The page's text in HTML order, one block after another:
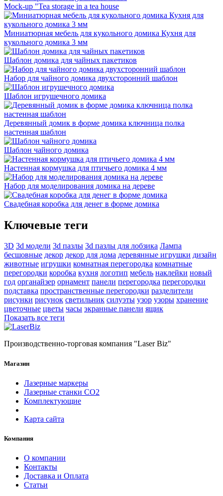
Mock-up "Tea storage in a tea house
Миниатюрная мебель для кукольного домика Кухня для
кукольного домика 3 мм
Шаблон домика для чайных пакетиков
Набор для чайного домика двухсторонний шаблон
Шаблон игрушечного домика
Деревянный домик в форме домика ключница полка
настенная шаблон
Шаблон чайного домика
Настенная кормушка для птичьего домика 4 мм
Набор для моделирования домика на дереве
Свадебная коробка для денег в форме домика
Ключевые теги
3D 3d модели 3d пазлы 3d пазлы для лобзика Лампа
бесшовные декор декор для дома деревянные игрушки дизайн
животные игрушки комнатная перегородка комнатные
перегородки коробка кухня логотип мебель наклейки новый
год органайзер орнамент панели перегородка перегородки
подставка пространственные перегородки разделители
рисунки рисунок светильник силуэты узор узоры хранение
цветочные цветы часы экранные панели ящик
Показать все теги
Производственно-торговая компания "Laser Biz"
Магазин
Лазерные маркеры
Лазерные станки СО2
Комплектующие
Карта сайта
Компания
О компании
Контакты
Доставка и Оплата
Статьи